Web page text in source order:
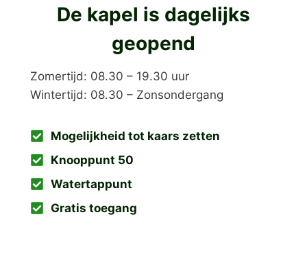
De kapel is dagelijks
geopend
Zomertijd: 08.30 – 19.30 uur
Wintertijd: 08.30 – Zonsondergang
Mogelijkheid tot kaars zetten
Knooppunt 50
Watertappunt
Gratis toegang